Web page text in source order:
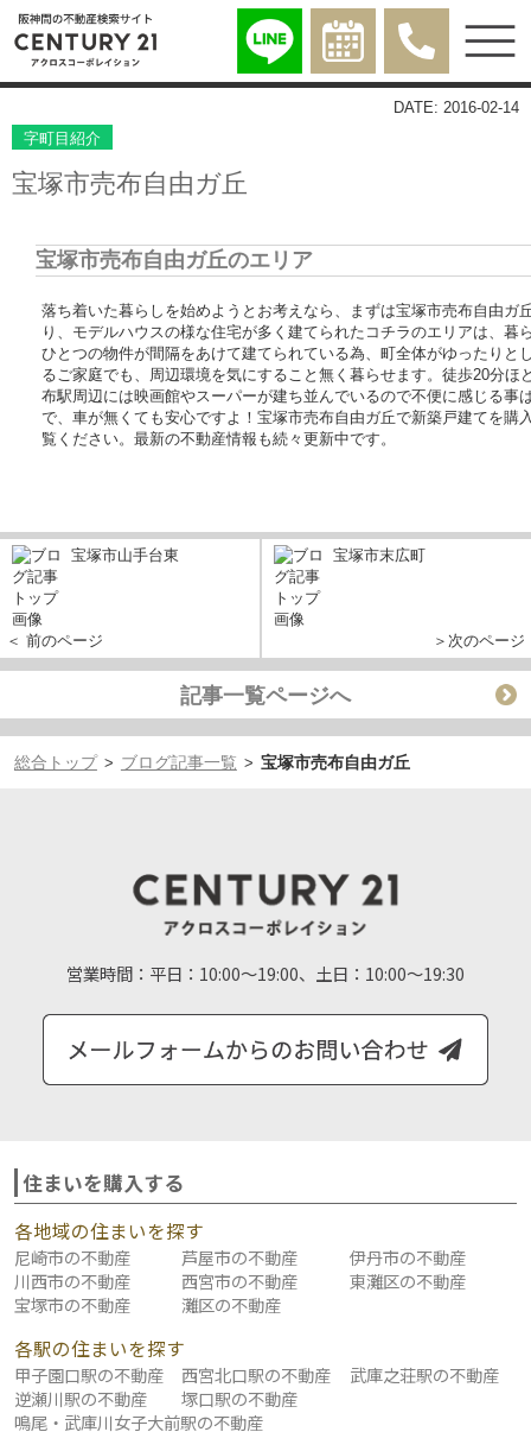
DATE: 2016-02-14
字町目紹介
宝塚市売布自由ガ丘
宝塚市売布自由ガ丘のエリア
落ち着いた暮らしを始めようとお考えなら、まずは宝塚市売布自由ガ
り、モデルハウスの様な住宅が多く建てられたコチラのエリアは、暮
ひとつの物件が間隔をあけて建てられている為、町全体がゆったりと
るご家庭でも、周辺環境を気にすること無く暮らせます。徒歩20分ほ
布駅周辺には映画館やスーパーが建ち並んでいるので不便に感じる事
で、車が無くても安心ですよ！宝塚市売布自由ガ丘で新築戸建てを購
覧ください。最新の不動産情報も続々更新中です。
宝塚市山手台東
＜ 前のページ
宝塚市末広町
＞次のページ
記事一覧ページへ
総合トップ > ブログ記事一覧 > 宝塚市売布自由ガ丘
営業時間： 平日：10:00～19:00、土日：10:00～19:30
住まいを購入する
各地域の住まいを探す
尼崎市の不動産 芦屋市の不動産
伊丹市の不動産
川西市の不動産
西宮市の不動産
東灘区の不動産
宝塚市の不動産
灘区の不動産
各駅の住まいを探す
甲子園口駅の不動産 西宮北口駅の不動産
武庫之荘駅の不動産
逆瀬川駅の不動産
塚口駅の不動産
鳴尾・武庫川女子大前駅の不動産